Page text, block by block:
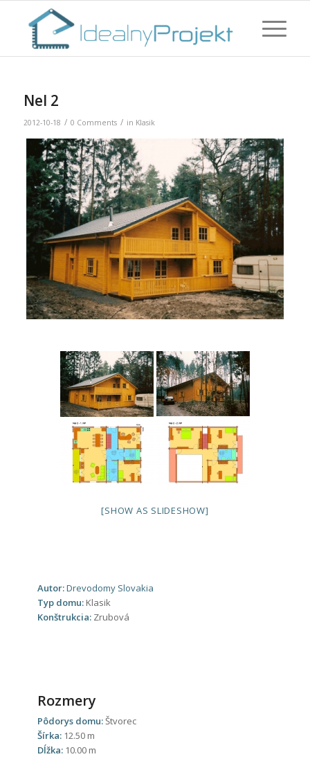
Nel 2
2012-10-18 / 0 Comments / in Klasik
[SHOW AS SLIDESHOW]
Autor:Drevodomy Slovakia
Typ domu: Klasik
Konštrukcia: Zrubová
Rozmery
Pôdorys domu:Štvorec
Šírka: 12.50 m
Dĺžka: 10.00 m